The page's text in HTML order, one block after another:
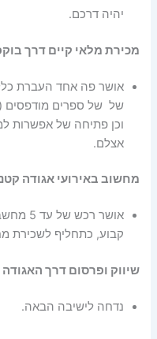
יהיה דרכם.
מכירת מלאי קיים דרך
אושר פה אחד העברת
של של ספרים מודפסים
וכן פתיחה של אפשרות
אצלם.
מחשוב באירועי אגודה
אושר
קבוע, כתחליף לשכירת
שיווק ופרסום דרך האגודה
נדחה לישיבה הבאה.